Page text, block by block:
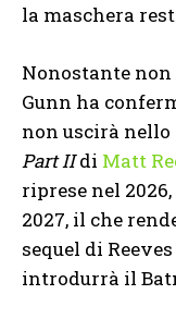
la maschera
Nonostante non
Gunn ha
non uscirà nello
Part IIdi Matt
riprese nel
2027, il che
sequel di
introdurrà il